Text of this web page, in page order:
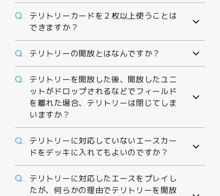
Q. テリトリーカードを２枚以上使うことは
できますか？
Q. テリトリーの開放とはなんですか？
Q. テリトリーを開放した後、開放したユニ
ットがドロップされるなどでフィールド
を離れた場合、テリトリーは閉じてしま
いますか？
Q. テリトリーに対応していないエースカー
ドをデッキに入れてもよいのですか？
Q. テリトリーに対応したエースをプレイし
たが、何らかの理由でテリトリーを開放